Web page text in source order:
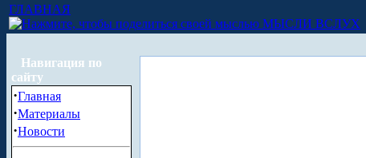
ГЛАВНАЯ
МЫСЛИ ВСЛУХ
Навигация по
сайту
·Главная
·Материалы
·Новости